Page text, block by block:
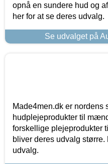
opnå en sundere hud og
her for at se deres udvalg.
Se udvalget på
Made4men.dk er nordens
hudplejeprodukter til
forskellige plejeprodukter
bliver deres udvalg
udvalg.